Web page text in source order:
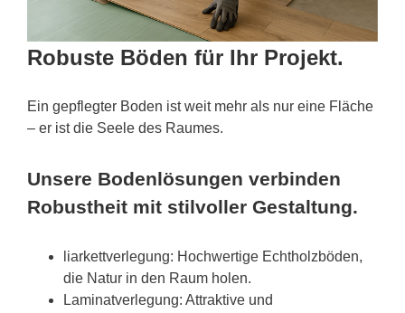
Robuste Böden für Ihr Projekt.
Ein gepflegter Boden ist weit mehr als nur eine Fläche
– er ist die Seele des Raumes.
Unsere Bodenlösungen verbinden
Robustheit mit stilvoller Gestaltung.
liarkettverlegung: Hochwertige Echtholzböden,
die Natur in den Raum holen.
Laminatverlegung: Attraktive und